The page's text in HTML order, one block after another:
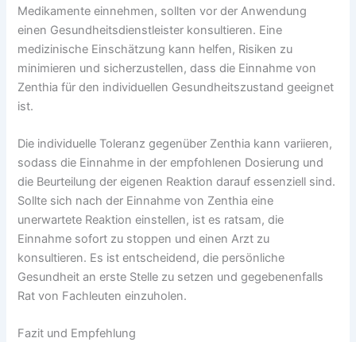
Medikamente einnehmen, sollten vor der Anwendung
einen Gesundheitsdienstleister konsultieren. Eine
medizinische Einschätzung kann helfen, Risiken zu
minimieren und sicherzustellen, dass die Einnahme von
Zenthia für den individuellen Gesundheitszustand geeignet
ist.
Die individuelle Toleranz gegenüber Zenthia kann variieren,
sodass die Einnahme in der empfohlenen Dosierung und
die Beurteilung der eigenen Reaktion darauf essenziell sind.
Sollte sich nach der Einnahme von Zenthia eine
unerwartete Reaktion einstellen, ist es ratsam, die
Einnahme sofort zu stoppen und einen Arzt zu
konsultieren. Es ist entscheidend, die persönliche
Gesundheit an erste Stelle zu setzen und gegebenenfalls
Rat von Fachleuten einzuholen.
Fazit und Empfehlung